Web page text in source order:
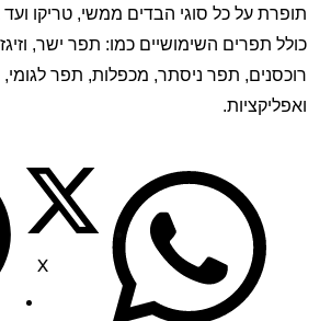
תופרת על כל סוגי הבדים ממשי, טריקו ועד
כולל תפרים השימושיים כמו: תפר ישר,
רוכסנים, תפר ניסתר, מכפלות, תפר לגומי,
ואפליקציות.
a
new
window
Opens
a
X
in
a